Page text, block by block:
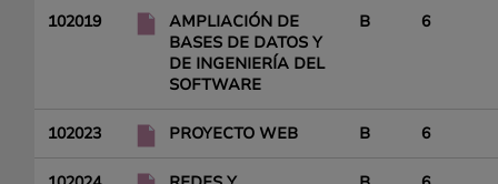
102019
AMPLIACIÓN DE
BASES DE DATOS Y
DE INGENIERÍA DEL
SOFTWARE
B 6
102023 PROYECTO WEB B 6